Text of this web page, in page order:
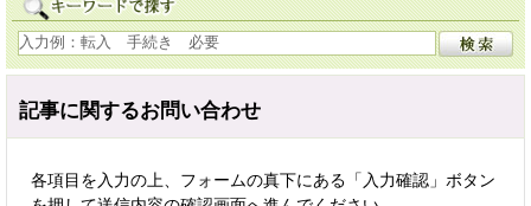
記事に関するお問い合わせ
各項目を入力の上、フォームの真下にある「入力確認」ボタン